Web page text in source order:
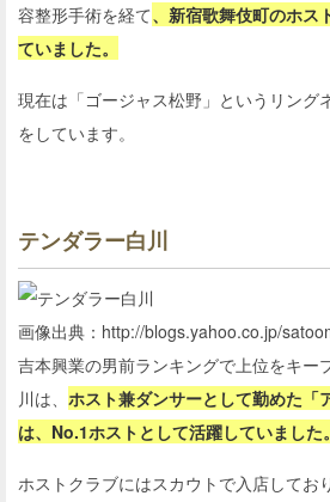
容整形手術を経て、新宿歌舞伎町のホス
ていました。
現在は「ゴージャス松野」というリング
をしています。
テンダラー白川
画像出典：http://blogs.yahoo.co.jp/
吉本興業の男前ランキングで上位をキー
川は、 ホスト兼ダンサーとして勤めた「
は、No.1ホストとして活躍していました。
ホストクラブにはスカウトで入店してお